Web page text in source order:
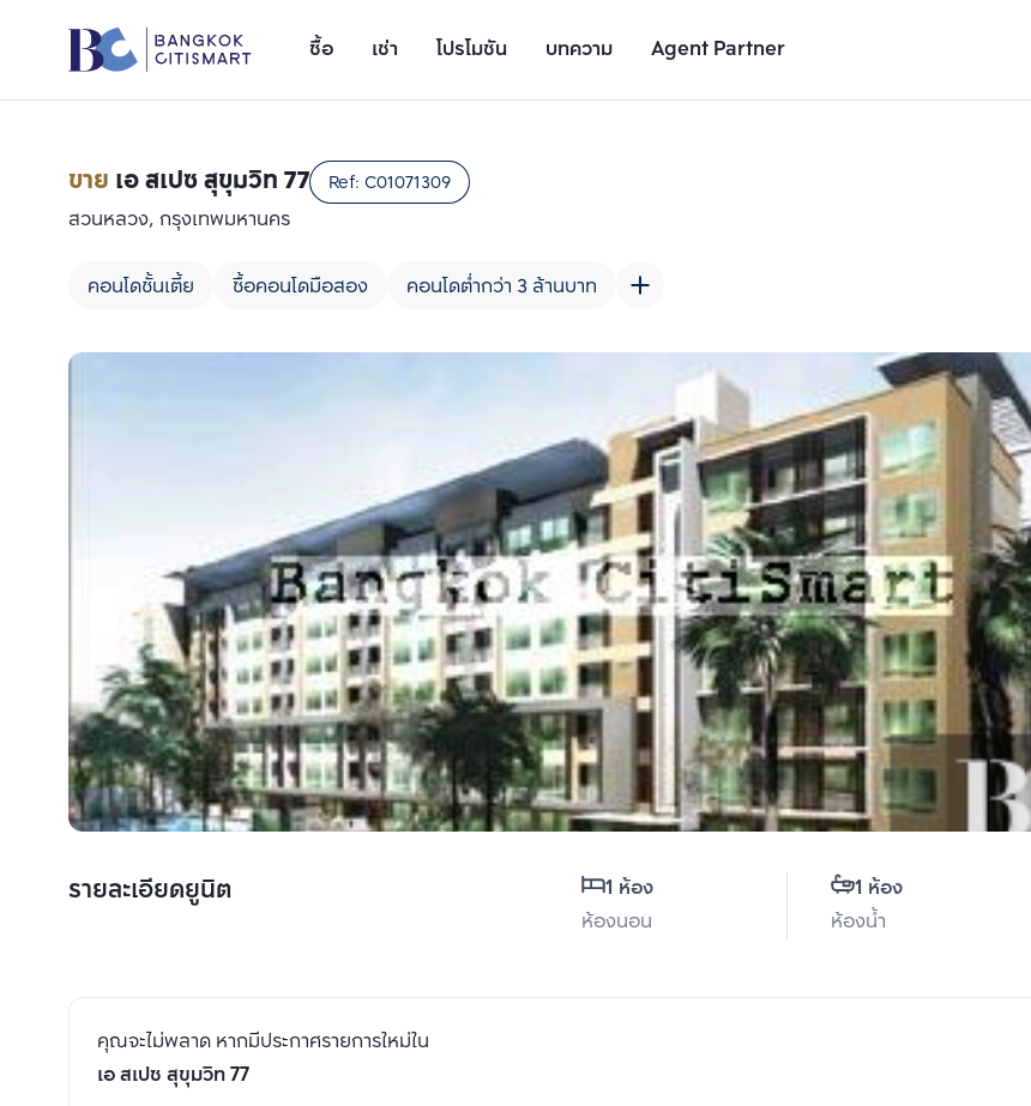
ซื้อ เช่า โปรโมชัน บทความ Agent Partner
รายละเอียดยูนิต
ขาย เอ สเปซ สุขุมวิท 77 Ref: C01071309
สวนหลวง, กรุงเทพมหานคร
คอนโดชั้นเตี้ย ซื้อคอนโดมือสอง คอนโดต่ำกว่า 3 ล้านบาท
รายละเอียดยูนิต
1 ห้อง
ห้องนอน
1 ห้อง
ห้องน้ำ
คุณจะไม่พลาด หากมีประกาศรายการใหม่ใน
เอ สเปซ สุขุมวิท 77
เพิ่มยูนิตเปรียบเทียบ
รายการที่ 2
เพิ่มยูนิตเปรียบเที
รายการที่ 3